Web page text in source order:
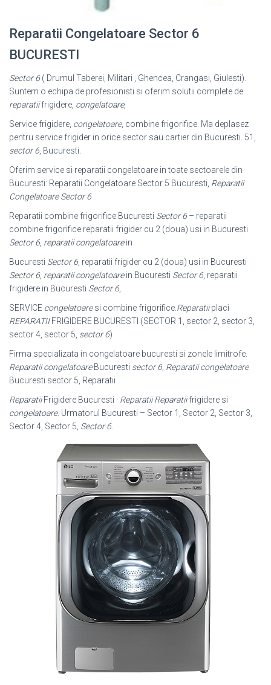
Reparatii Congelatoare Sector 6
BUCURESTI
Sector 6( Drumul Taberei, Militari , Ghencea, Crangasi, Giulesti).
Suntem o echipa de profesionisti si oferim solutii complete de
reparatiifrigidere, congelatoare,
Service frigidere, congelatoare, combine frigorifice. Ma deplasez
pentru service frigider in orice sector sau cartier din Bucuresti. 51,
sector 6, Bucuresti.
Oferim service si reparatii congelatoare in toate sectoarele din
Bucuresti: Reparatii Congelatoare Sector 5 Bucuresti, Reparatii
Congelatoare Sector 6
Reparatii combine frigorifice Bucuresti Sector 6– reparatii
combine frigorifice reparatii frigider cu 2 (doua) usi in Bucuresti
Sector 6, reparatii congelatoarein
Bucuresti Sector 6, reparatii frigider cu 2 (doua) usi in Bucuresti
Sector 6, reparatii congelatoarein Bucuresti Sector 6, reparatii
frigidere in Bucuresti Sector 6,
SERVICE congelatoaresi combine frigorifice. Reparatiiplaci
REPARATIIFRIGIDERE BUCURESTI (SECTOR 1, sector 2, sector 3,
sector 4, sector 5, sector 6)
Firma specializata in congelatoare bucuresti si zonele limitrofe.
Reparatii congelatoareBucuresti sector 6, Reparatii congelatoare
Bucuresti sector 5, Reparatii
ReparatiiFrigidere Bucuresti · Reparatii Reparatiifrigidere si
congelatoare. Urmatorul Bucuresti – Sector 1, Sector 2, Sector 3,
Sector 4, Sector 5, Sector 6.